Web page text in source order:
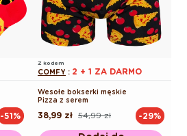
-51%
Z kodem
COMFY : 2 + 1 ZA DARMO
Wesołe bokserki męskie
Pizza z serem
Cena
54,99 zł
Cena
38,99 zł -29%